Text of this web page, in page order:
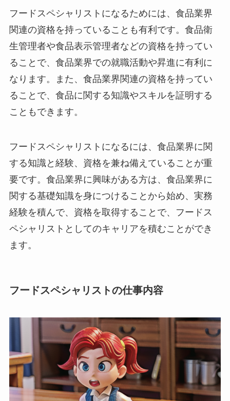
フードスペシャリストになるためには、食品業界
関連の資格を持っていることも有利です。食品衛
生管理者や食品表示管理者などの資格を持ってい
ることで、食品業界での就職活動や昇進に有利に
なります。また、食品業界関連の資格を持ってい
ることで、食品に関する知識やスキルを証明する
こともできます。
フードスペシャリストになるには、食品業界に関
する知識と経験、資格を兼ね備えていることが重
要です。食品業界に興味がある方は、食品業界に
関する基礎知識を身につけることから始め、実務
経験を積んで、資格を取得することで、フードス
ペシャリストとしてのキャリアを積むことができ
ます。
フードスペシャリストの仕事内容